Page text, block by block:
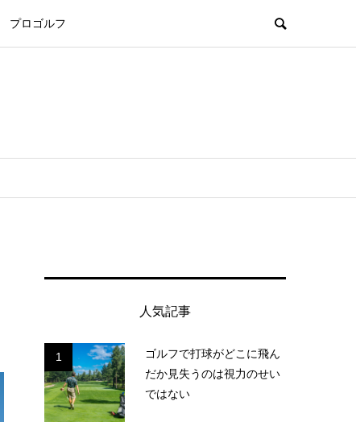
プロゴルフ
人気記事
1
ゴルフで打球がどこに飛ん
だか見失うのは視力のせい
ではない